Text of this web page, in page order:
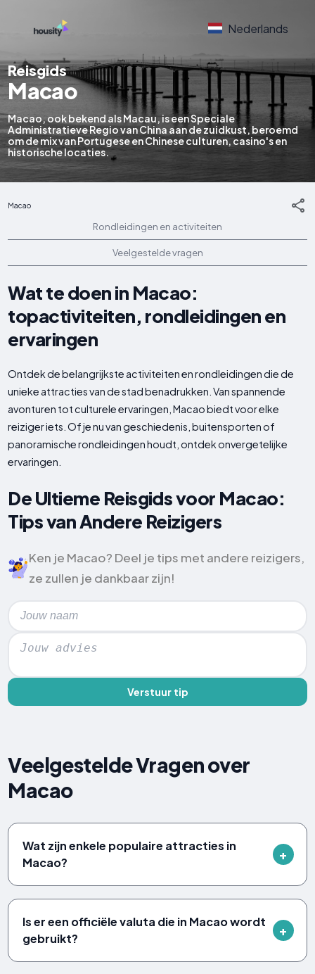
Nederlands
Reisgids
Macao
Macao, ook bekend als Macau, is een Speciale
Administratieve Regio van China aan de zuidkust, beroemd
om de mix van Portugese en Chinese culturen, casino's en
historische locaties.
Macao
Rondleidingen en activiteiten
Veelgestelde vragen
Wat te doen in Macao:
topactiviteiten, rondleidingen en
ervaringen
Ontdek de belangrijkste activiteiten en rondleidingen die de
unieke attracties van de stad benadrukken. Van spannende
avonturen tot culturele ervaringen, Macao biedt voor elke
reiziger iets. Of je nu van geschiedenis, buitensporten of
panoramische rondleidingen houdt, ontdek onvergetelijke
ervaringen.
De Ultieme Reisgids voor Macao:
Tips van Andere Reizigers
Ken je Macao? Deel je tips met andere reizigers,
ze zullen je dankbaar zijn!
Verstuur tip
Veelgestelde Vragen over
Macao
Wat zijn enkele populaire attracties in
Macao?
Is er een officiële valuta die in Macao wordt
gebruikt?